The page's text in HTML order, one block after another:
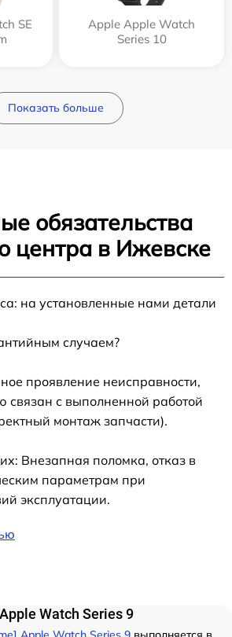
SE
Apple Apple Watch
Series 10
Показать больше
обязательства
центра в Ижевске
на установленные нами детали
случаем?
проявление неисправности,
связан с выполненной работой
монтаж запчасти).
Внезапная поломка, отказ в
параметрам при
эксплуатации.
Watch Series 9